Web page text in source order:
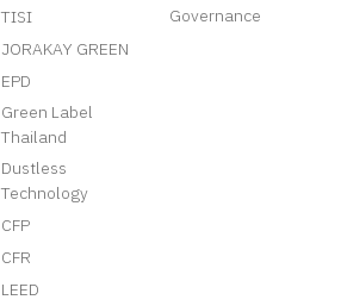
TISI
JORAKAY GREEN
EPD
Green Label
Thailand
Dustless
Technology
CFP
CFR
LEED
Governance